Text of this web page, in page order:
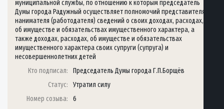
муниципальной службы, по отношению к которым председатель
Думы города Радужный осуществляет полномочий представителя
нанимателя (работодателя) сведений о своих доходах, расходах,
об имуществе и обязательствах имущественного характера, а
также доходах, расходах, об имуществе и обязательствах
имущественного характера своих супруги (супруга) и
несовершеннолетних детей
Кто подписал:
Председатель Думы города Г.П.Борщёв
Статус:
Утратил силу
Номер созыва:
6